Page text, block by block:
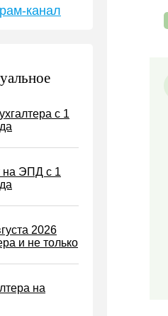
налог
бизнес
канал
с 1
на ЭПД с 1
2026
и не только
на